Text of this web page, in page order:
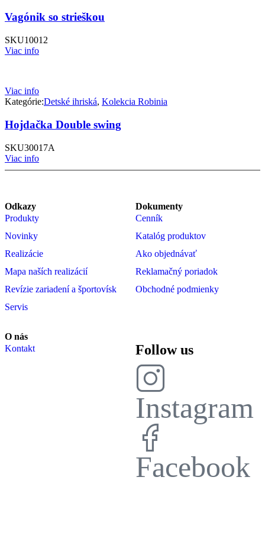
Vagónik so strieškou
SKU10012
Viac info
Viac info
Kategórie:Detské ihriská, Kolekcia Robinia
Hojdačka Double swing
SKU30017A
Viac info
Odkazy
Produkty
Novinky
Realizácie
Mapa naších realizácií
Revízie zariadení a športovísk
Servis
Dokumenty
Cenník
Katalóg produktov
Ako objednávať
Reklamačný poriadok
Obchodné podmienky
O nás
Kontakt
Follow us
Instagram
Facebook